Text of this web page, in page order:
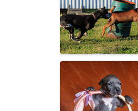
«Рога, копыта…
главное — у кого
ЗУБЫ!»